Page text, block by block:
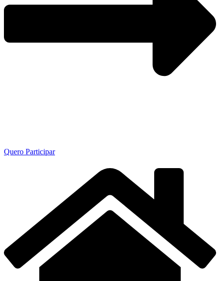
Quero Participar